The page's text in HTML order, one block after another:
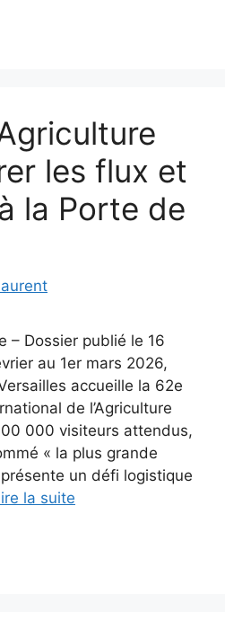
les flux et
la Porte de
– Dossier publié le 16
au 1er mars 2026,
accueille la 62e
de l’Agriculture
000 visiteurs attendus,
« la plus grande
un défi logistique
la suite